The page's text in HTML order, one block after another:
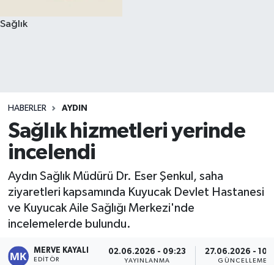
Sağlık
HABERLER AYDIN
Sağlık hizmetleri yerinde
incelendi
Aydın Sağlık Müdürü Dr. Eser Şenkul, saha
ziyaretleri kapsamında Kuyucak Devlet Hastanesi
ve Kuyucak Aile Sağlığı Merkezi'nde
incelemelerde bulundu.
MERVE KAYALI
EDITÖR
02.06.2026 - 09:23
YAYINLANMA
27.06.2026 -
GÜNCELLEME